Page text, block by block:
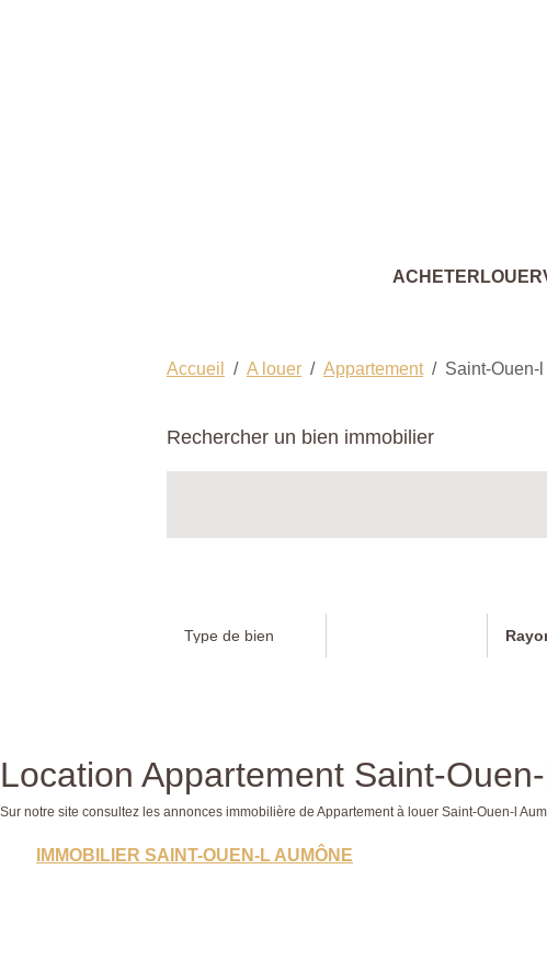
ACHETER LOUER
Accueil A louer Appartement Saint-Ouen-
Rechercher un bien immobilier
Location Appartement Saint-
Sur notre site consultez les annonces immobilière de Appartement à louer Saint-Ouen-l
IMMOBILIER SAINT-OUEN-L AUMÔNE